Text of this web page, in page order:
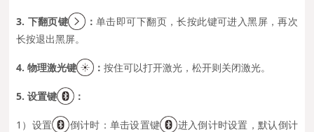
3. 下翻页键 ：单击即可下翻页，长按此键可进入黑屏，再次
长按退出黑屏。
4. 物理激光键 ：按住可以打开激光，松开则关闭激光。
5. 设置键 ：
1）设置 倒计时：单击设置键 进入倒计时设置，默认倒计